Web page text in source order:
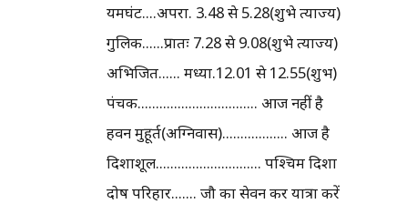
यमघंट....अपरा. 3.48 से 5.28(शुभे त्याज्य)
गुलिक......प्रातः 7.28 से 9.08(शुभे त्याज्य)
अभिजित...... मध्या.12.01 से 12.55(शुभ)
पंचक................................. आज नहीं है
हवन मुहूर्त(अग्निवास).................. आज है
दिशाशूल............................. पश्चिम दिशा
दोष परिहार....... जौ का सेवन कर यात्रा करें